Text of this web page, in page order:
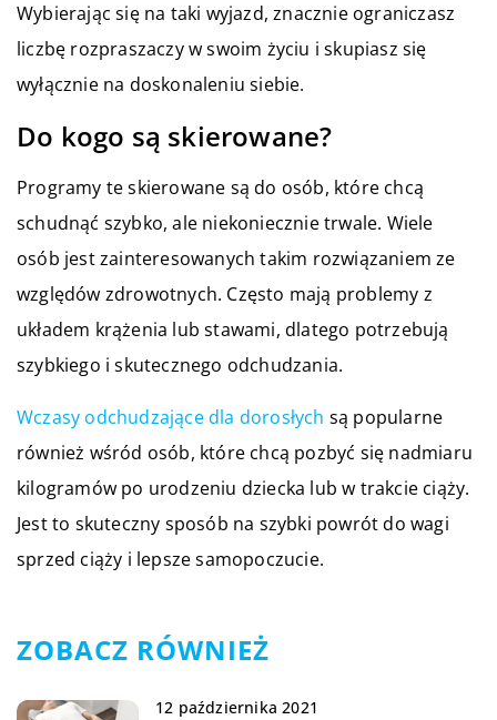
Wybierając się na taki wyjazd, znacznie ograniczasz
liczbę rozpraszaczy w swoim życiu i skupiasz się
wyłącznie na doskonaleniu siebie.
Do kogo są skierowane?
Programy te skierowane są do osób, które chcą
schudnąć szybko, ale niekoniecznie trwale. Wiele
osób jest zainteresowanych takim rozwiązaniem ze
względów zdrowotnych. Często mają problemy z
układem krążenia lub stawami, dlatego potrzebują
szybkiego i skutecznego odchudzania.
Wczasy odchudzające dla dorosłych są popularne
również wśród osób, które chcą pozbyć się nadmiaru
kilogramów po urodzeniu dziecka lub w trakcie ciąży.
Jest to skuteczny sposób na szybki powrót do wagi
sprzed ciąży i lepsze samopoczucie.
ZOBACZ RÓWNIEŻ
12 października 2021